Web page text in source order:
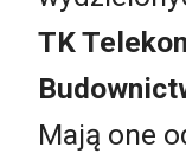
TK
Mają one